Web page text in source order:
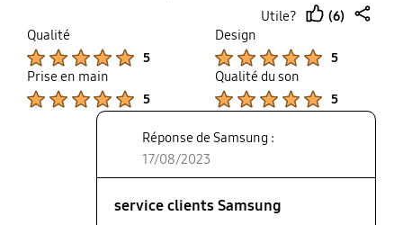
Utile?
up
(6)
Qualité
5
Design
5
Prise en main
5
Qualité du son
5
Réponse de Samsung :
17/08/2023
service clients Samsung